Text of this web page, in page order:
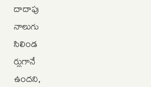
దాదాపు
నాలుగు
సిలిండ
ర్లుగానే
ఉందని,